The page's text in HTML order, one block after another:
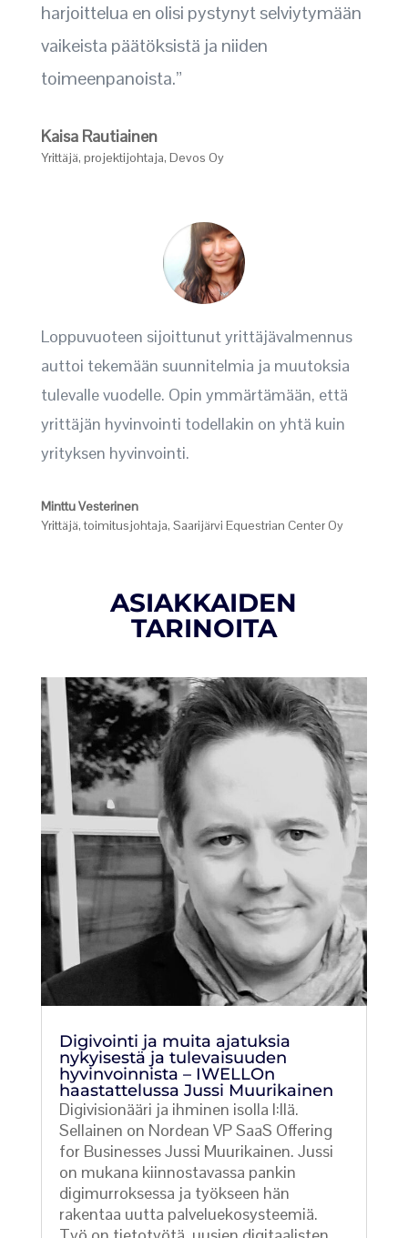
harjoittelua en olisi pystynyt selviytymään
vaikeista päätöksistä ja niiden
toimeenpanoista.”
Kaisa Rautiainen
Yrittäjä, projektijohtaja, Devos Oy
Loppuvuoteen sijoittunut yrittäjävalmennus
auttoi tekemään suunnitelmia ja muutoksia
tulevalle vuodelle. Opin ymmärtämään, että
yrittäjän hyvinvointi todellakin on yhtä kuin
yrityksen hyvinvointi.
Minttu Vesterinen
Yrittäjä, toimitusjohtaja, Saarijärvi Equestrian Center Oy
ASIAKKAIDEN
TARINOITA
Digivointi ja muita ajatuksia
nykyisestä ja tulevaisuuden
hyvinvoinnista – IWELLOn
haastattelussa Jussi Muurikainen
Digivisionääri ja ihminen isolla I:llä.
Sellainen on Nordean VP SaaS Offering
for Businesses Jussi Muurikainen. Jussi
on mukana kiinnostavassa pankin
digimurroksessa ja työkseen hän
rakentaa uutta palveluekosysteemiä.